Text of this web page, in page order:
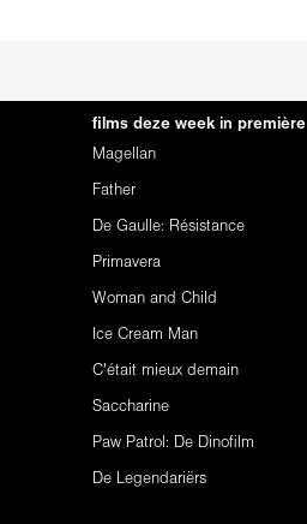
films deze week in première
Magellan
Father
De Gaulle: Résistance
Primavera
Woman and Child
Ice Cream Man
C'était mieux demain
Saccharine
Paw Patrol: De Dinofilm
De Legendariërs